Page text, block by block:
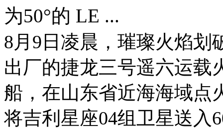
为50°的 LE ...
8月9日凌晨，璀璨火焰划
出厂的捷龙三号遥六运载
船，在山东省近海海域点
将吉利星座04组卫星送入